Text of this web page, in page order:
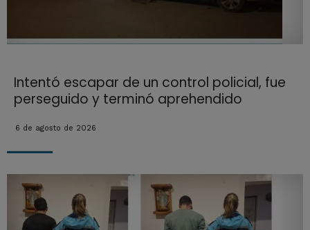
Intentó escapar de un control policial, fue
perseguido y terminó aprehendido
6 de agosto de 2026